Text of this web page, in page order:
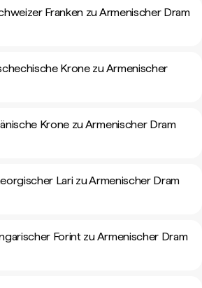
Franken zu Armenischer Dram
Krone zu Armenischer
Krone zu Armenischer Dram
Lari zu Armenischer Dram
Forint zu Armenischer Dram